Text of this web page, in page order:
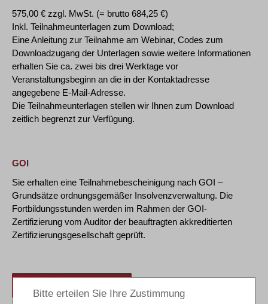
575,00 € zzgl. MwSt. (= brutto 684,25 €)
Inkl. Teilnahmeunterlagen zum Download;
Eine Anleitung zur Teilnahme am Webinar, Codes zum
Downloadzugang der Unterlagen sowie weitere Informationen
erhalten Sie ca. zwei bis drei Werktage vor
Veranstaltungsbeginn an die in der Kontaktadresse
angegebene E-Mail-Adresse.
Die Teilnahmeunterlagen stellen wir Ihnen zum Download
zeitlich begrenzt zur Verfügung.
GOI
Sie erhalten eine Teilnahmebescheinigung nach GOI –
Grundsätze ordnungsgemäßer Insolvenzverwaltung. Die
Fortbildungsstunden werden im Rahmen der GOI-
Zertifizierung vom Auditor der beauftragten akkreditierten
Zertifizierungsgesellschaft geprüft.